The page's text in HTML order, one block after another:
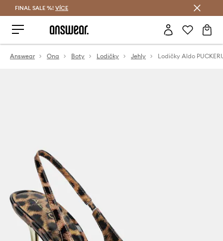
FINAL SALE %! VÍCE
Answear Ona Boty Lodičky Jehly Lodičky Aldo